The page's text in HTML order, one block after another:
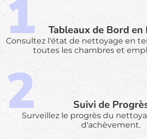
Tableaux de Bord en
Consultez l'état de nettoyage en
toutes les chambres et
Suivi de
Surveillez le progrès du
d'achèvement.